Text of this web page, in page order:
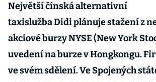
Největší čínská alternativní
taxislužba Didi plánuje stažení z
akciové burzy NYSE (New York
uvedení na burze v Hongkongu.
ve svém sdělení. Ve Spojených